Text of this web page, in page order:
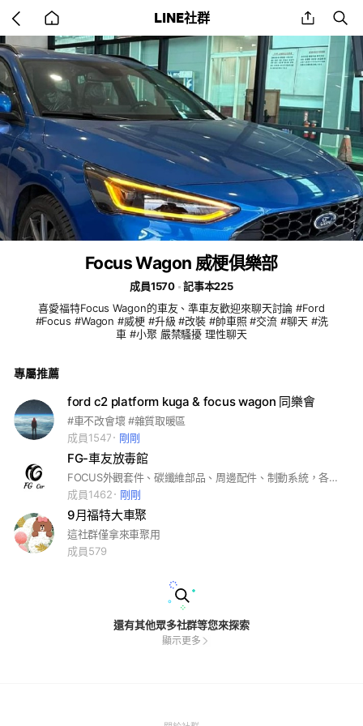
back
to
home
LINE社群 share
Focus Wagon 威梗俱樂部
成員1570
記事本225
喜愛福特Focus Wagon的車友、準車友歡迎來聊天討論 #Ford
#Focus #Wagon #威梗 #升級 #改裝 #帥車照 #交流 #聊天 #洗
車 #小聚 嚴禁騷擾 理性聊天
專屬推薦
ford c2 platform kuga & focus wagon 同樂會
#車不改會壞 #雜質取暖區
成員1547
剛剛
FG-車友放毒館
FOCUS外觀套件、碳纖維部品、周邊配件、制動系統，各式品牌輪框
成員1462
剛剛
9月福特大車聚
這社群僅拿來車聚用
成員579
還有其他眾多社群等您來探索
顯示更多